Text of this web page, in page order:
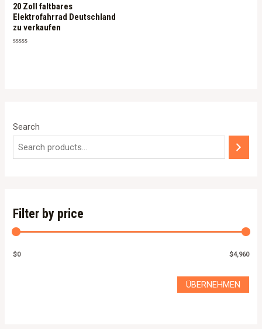
Search
Filter by price
$0 $4,960
ÜBERNEHMEN
20 Zoll faltbares
Elektrofahrrad Deutschland
zu verkaufen